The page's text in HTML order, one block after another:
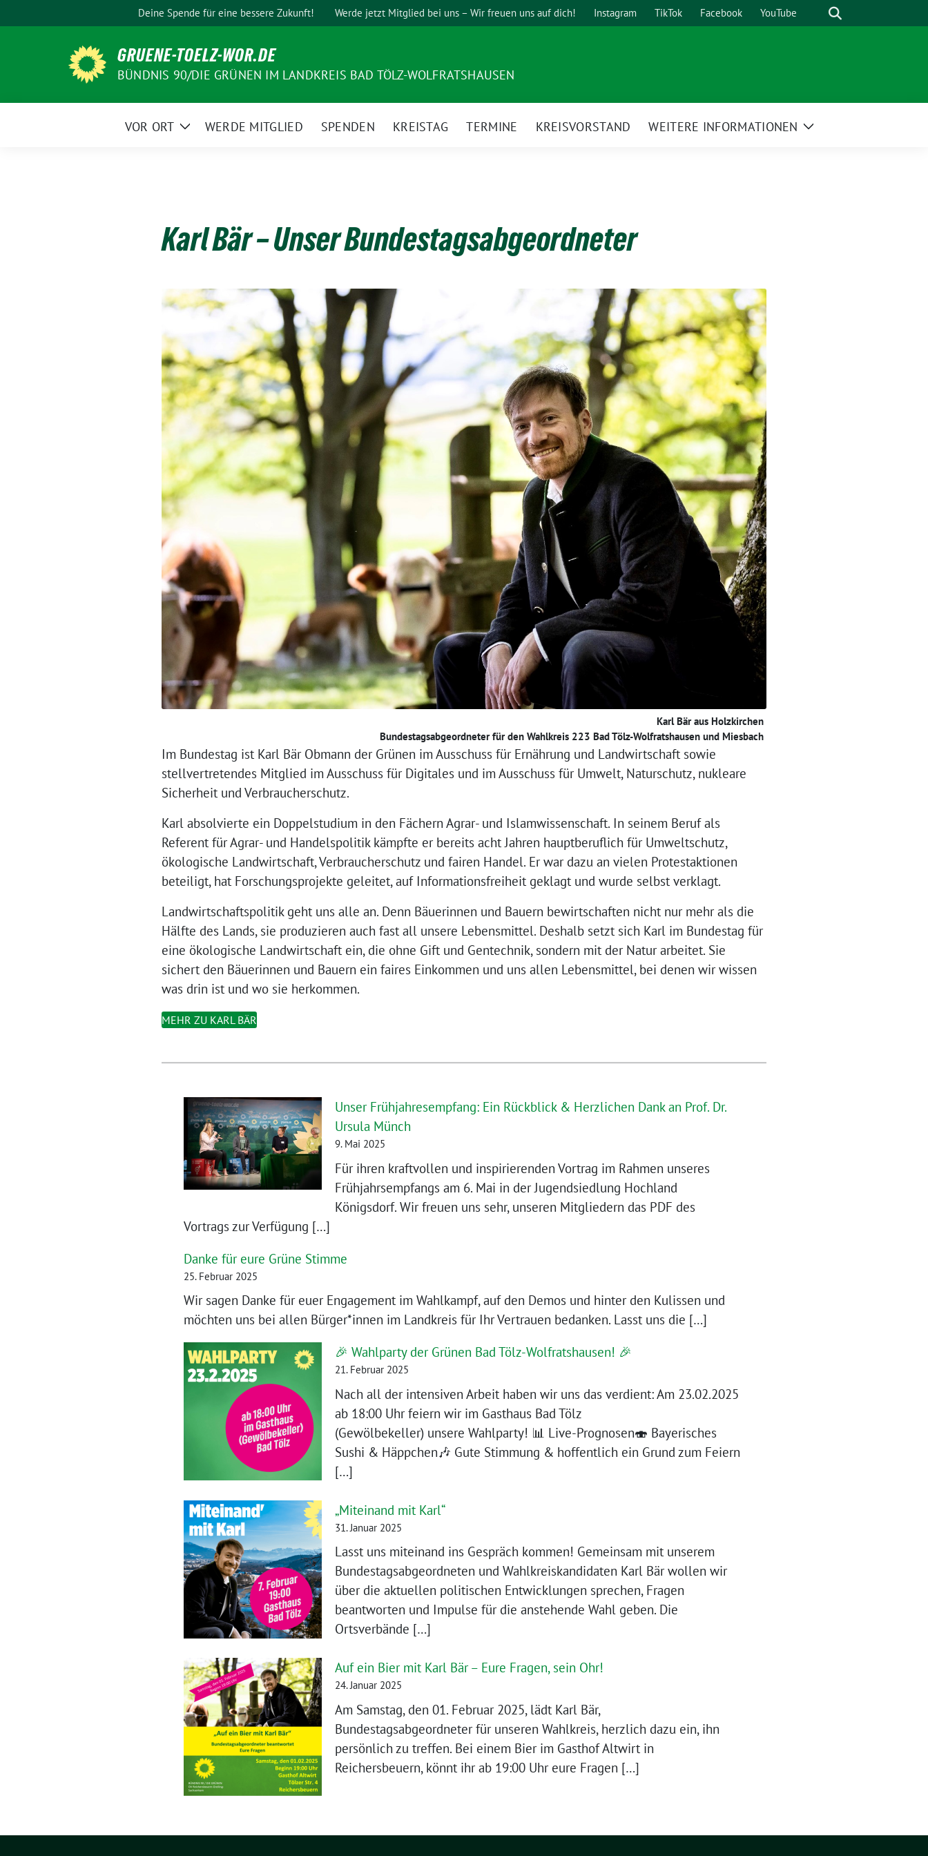
zum
Deine Spende für eine bessere Zukunft! Werde jetzt Mitglied bei uns – Wir freuen uns auf dich! Instagram TikTok Facebook YouTube Suche
GRUENE-TOELZ-WOR.DE
BÜNDNIS 90/DIE GRÜNEN IM LANDKREIS BAD TÖLZ-WOLFRATSHAUSEN
VOR ORT
ZeigeWERDE MITGLIED SPENDEN KREISTAG TERMINE KREISVORSTAND WEITERE INFORMATIONEN
Zeige
Karl Bär – Unser Bundestagsabgeordneter
Karl Bär aus Holzkirchen
Bundestagsabgeordneter für den Wahlkreis 223 Bad Tölz-Wolfratshausen und Miesbach
Im Bundestag ist Karl Bär Obmann der Grünen im Ausschuss für Ernährung und Landwirtschaft sowie
stellvertretendes Mitglied im Ausschuss für Digitales und im Ausschuss für Umwelt, Naturschutz, nukleare
Sicherheit und Verbraucherschutz.
Karl absolvierte ein Doppelstudium in den Fächern Agrar- und Islamwissenschaft. In seinem Beruf als
Referent für Agrar- und Handelspolitik kämpfte er bereits acht Jahren hauptberuflich für Umweltschutz,
ökologische Landwirtschaft, Verbraucherschutz und fairen Handel. Er war dazu an vielen Protestaktionen
beteiligt, hat Forschungsprojekte geleitet, auf Informationsfreiheit geklagt und wurde selbst verklagt.
Landwirtschaftspolitik geht uns alle an. Denn Bäuerinnen und Bauern bewirtschaften nicht nur mehr als die
Hälfte des Lands, sie produzieren auch fast all unsere Lebensmittel. Deshalb setzt sich Karl im Bundestag für
eine ökologische Landwirtschaft ein, die ohne Gift und Gentechnik, sondern mit der Natur arbeitet. Sie
sichert den Bäuerinnen und Bauern ein faires Einkommen und uns allen Lebensmittel, bei denen wir wissen
was drin ist und wo sie herkommen.
MEHR ZU KARL BÄR
Unser Frühjahresempfang: Ein Rückblick & Herzlichen Dank an Prof. Dr.
Ursula Münch
9. Mai 2025
Für ihren kraftvollen und inspirierenden Vortrag im Rahmen unseres
Frühjahrsempfangs am 6. Mai in der Jugendsiedlung Hochland
Königsdorf. Wir freuen uns sehr, unseren Mitgliedern das PDF des
Vortrags zur Verfügung […]
Danke für eure Grüne Stimme
25. Februar 2025
Wir sagen Danke für euer Engagement im Wahlkampf, auf den Demos und hinter den Kulissen und
möchten uns bei allen Bürger*innen im Landkreis für Ihr Vertrauen bedanken. Lasst uns die […]
🎉 Wahlparty der Grünen Bad Tölz-Wolfratshausen! 🎉
21. Februar 2025
Nach all der intensiven Arbeit haben wir uns das verdient: Am 23.02.2025
ab 18:00 Uhr feiern wir im Gasthaus Bad Tölz
(Gewölbekeller) unsere Wahlparty! 📊 Live-Prognosen🍣 Bayerisches
Sushi & Häppchen🎶 Gute Stimmung & hoffentlich ein Grund zum Feiern
[…]
„Miteinand mit Karl“
31. Januar 2025
Lasst uns miteinand ins Gespräch kommen! Gemeinsam mit unserem
Bundestagsabgeordneten und Wahlkreiskandidaten Karl Bär wollen wir
über die aktuellen politischen Entwicklungen sprechen, Fragen
beantworten und Impulse für die anstehende Wahl geben. Die
Ortsverbände […]
Auf ein Bier mit Karl Bär – Eure Fragen, sein Ohr!
24. Januar 2025
Am Samstag, den 01. Februar 2025, lädt Karl Bär,
Bundestagsabgeordneter für unseren Wahlkreis, herzlich dazu ein, ihn
persönlich zu treffen. Bei einem Bier im Gasthof Altwirt in
Reichersbeuern, könnt ihr ab 19:00 Uhr eure Fragen […]